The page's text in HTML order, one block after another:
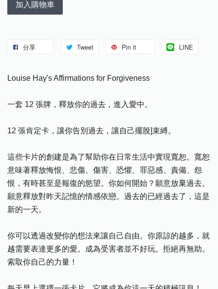
加入購物車
分享 Tweet Pin it LINE
Louise Hay's Affirmations for Forgiveness
一套 12 張牌，釋放你的過去，進入愛中。
12 張肯定卡，讓你告別過去，讓自己擺脫]束縛。
這些卡片的創建是為了幫助你在日常生活中實現寬恕。寬恕
意味著釋放悔恨、悲傷、傷害、恐懼、罪惡感、責備、怨
恨，有時甚至是報復的慾望。你如何開始？願意放棄過去。
願意釋放對昨天記憶的情感依戀。過去的已經過去了，這是
新的一天。
你可以透過改變你的想法來讓自己自由。你原諒的越多，就
越需要表達更多的愛。成為受害者並不好玩。拒絕再無助。
索取你自己的力量！